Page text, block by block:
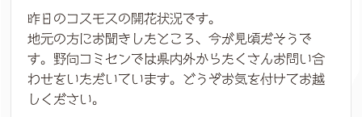
昨日のコスモスの開花状況です。
地元の方にお聞きしたところ、今が見頃だそうで
す。野向コミセンでは県内外からたくさんお問い合
わせをいただいています。どうぞお気を付けてお越
しください。